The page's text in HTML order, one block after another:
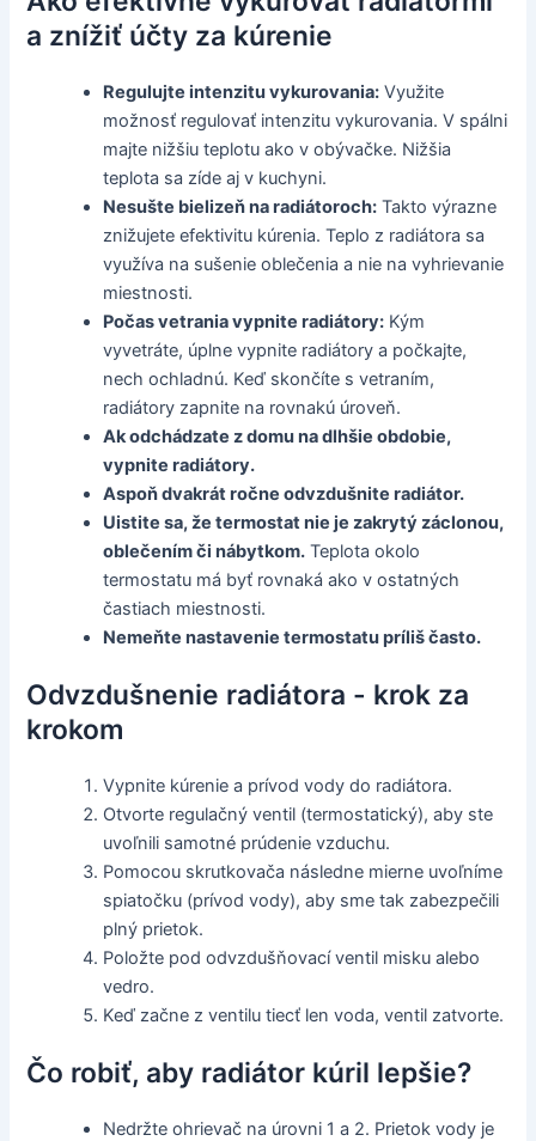
a znížiť účty za kúrenie
Regulujte intenzitu vykurovania: Využite
možnosť regulovať intenzitu vykurovania. V spálni
majte nižšiu teplotu ako v obývačke. Nižšia
teplota sa zíde aj v kuchyni.
Nesušte bielizeň na radiátoroch: Takto výrazne
znižujete efektivitu kúrenia. Teplo z radiátora sa
využíva na sušenie oblečenia a nie na vyhrievanie
miestnosti.
Počas vetrania vypnite radiátory: Kým
vyvetráte, úplne vypnite radiátory a počkajte,
nech ochladnú. Keď skončíte s vetraním,
radiátory zapnite na rovnakú úroveň.
Ak odchádzate z domu na dlhšie obdobie,
vypnite radiátory.
Aspoň dvakrát ročne odvzdušnite radiátor.
Uistite sa, že termostat nie je zakrytý záclonou,
oblečením či nábytkom. Teplota okolo
termostatu má byť rovnaká ako v ostatných
častiach miestnosti.
Nemeňte nastavenie termostatu príliš často.
Odvzdušnenie radiátora - krok za
krokom
Vypnite kúrenie a prívod vody do radiátora.
Otvorte regulačný ventil (termostatický), aby ste
uvoľnili samotné prúdenie vzduchu.
Pomocou skrutkovača následne mierne uvoľníme
spiatočku (prívod vody), aby sme tak zabezpečili
plný prietok.
Položte pod odvzdušňovací ventil misku alebo
vedro.
Keď začne z ventilu tiecť len voda, ventil zatvorte.
Čo robiť, aby radiátor kúril lepšie?
Nedržte ohrievač na úrovni 1 a 2. Prietok vody je